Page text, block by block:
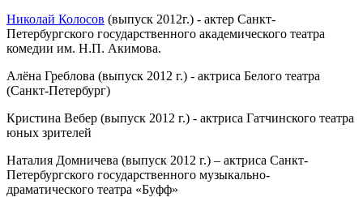
Николай Колосов (выпуск 2012г.) - актер Санкт-
Петербургского государственного академического театра
комедии им. Н.П. Акимова.
Алёна Греблова (выпуск 2012 г.) - актриса Белого театра
(Санкт-Петербург)
Кристина Вебер (выпуск 2012 г.) - актриса Гатчинского театра
юных зрителей
Наталия Домничева (выпуск 2012 г.) – актриса Санкт-
Петербургского государственного музыкально-
драматического театра «Буфф»